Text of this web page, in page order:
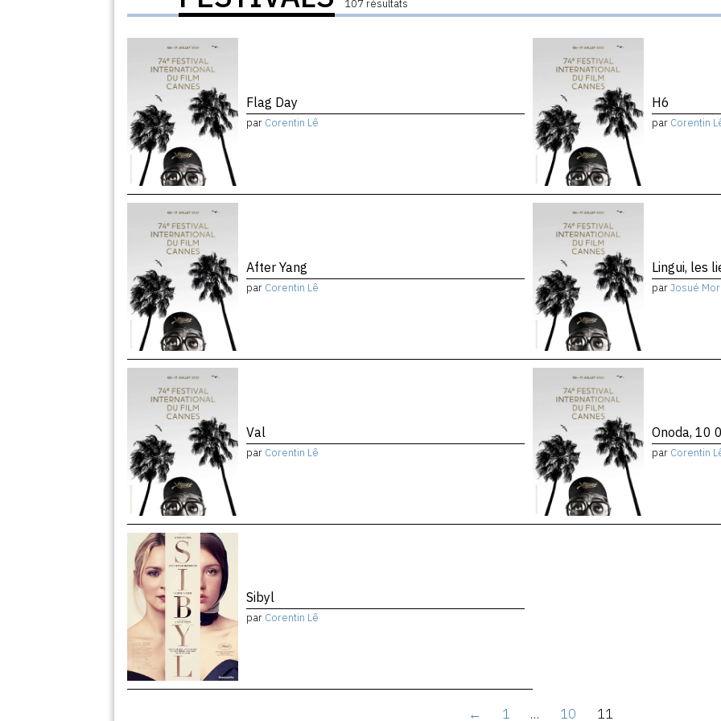
107 résultats
Flag Day
par Corentin Lê
H6
par Corentin
After Yang
par Corentin Lê
Lingui, les
parJosué
Val
par Corentin Lê
Onoda, 10
par Corentin
Sibyl
par Corentin Lê
← 1 … 10 11